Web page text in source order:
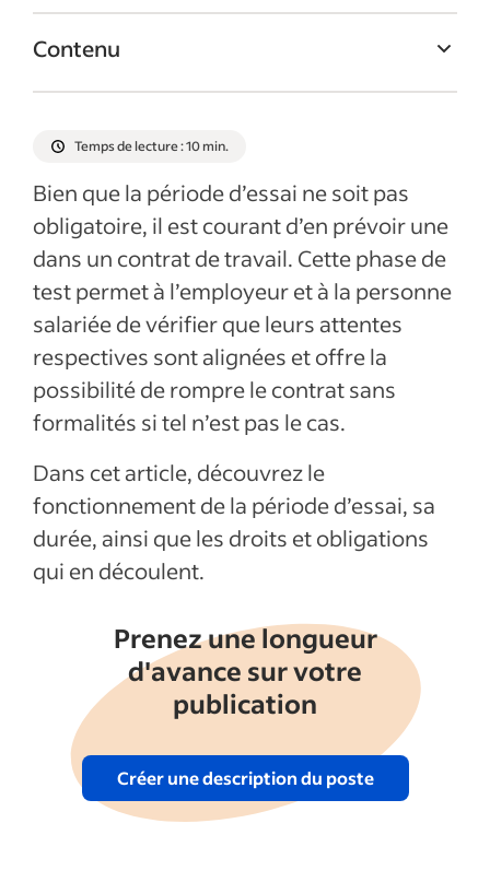
Contenu
Objectifs et avantages de la période d’essai
Durée de la période d’essai selon le type de
contrat et le statut
Calcul de la période d’essai
Fin de la période d’essai
Rupture de la période d’essai : procédure et
délai de prévenance
Articles récents
Temps de lecture : 10 min.
Bien que la période d’essai ne soit pas
obligatoire, il est courant d’en prévoir une
dans un contrat de travail. Cette phase de
test permet à l’employeur et à la personne
salariée de vérifier que leurs attentes
respectives sont alignées et offre la
possibilité de rompre le contrat sans
formalités si tel n’est pas le cas.
Dans cet article, découvrez le
fonctionnement de la période d’essai, sa
durée, ainsi que les droits et obligations
qui en découlent.
Prenez une longueur
d'avance sur votre
publication
Créer une description du poste